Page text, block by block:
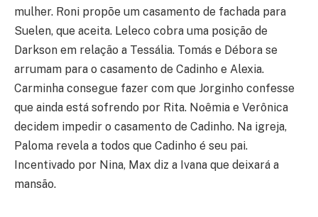
mulher. Roni propõe um casamento de fachada para
Suelen, que aceita. Leleco cobra uma posição de
Darkson em relação a Tessália. Tomás e Débora se
arrumam para o casamento de Cadinho e Alexia.
Carminha consegue fazer com que Jorginho confesse
que ainda está sofrendo por Rita. Noêmia e Verônica
decidem impedir o casamento de Cadinho. Na igreja,
Paloma revela a todos que Cadinho é seu pai.
Incentivado por Nina, Max diz a Ivana que deixará a
mansão.